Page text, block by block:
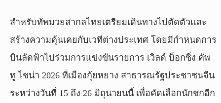
สำหรับทัพมวยสากลไทยเตรียมเดินทางไปตัดตัวและ
สร้างความคุ้นเคยกับเวทีต่างประเทศ โดยมีกำหนดการ
บินลัดฟ้าไปร่วมการแข่งขันรายการ เวิลด์ บ็อกซิ่ง คัพ
ทู ไชน่า 2026 ที่เมืองกุ้ยหยาง สาธารณรัฐประชาชนจีน
ระหว่างวันที่ 15 ถึง 26 มิถุนายนนี้ เพื่อคัดเลือกนักชกอีก